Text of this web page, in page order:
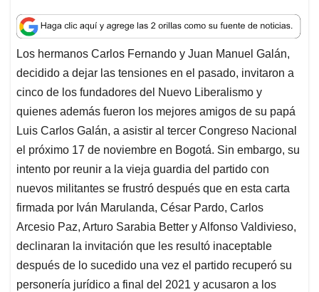
a
t
s
A
p
p
c
e
b
o
o
k
n
k
e
d
I
n
a
i
l
r
e
a
d
s
Los hermanos Carlos Fernando y Juan Manuel Galán,
decidido a dejar las tensiones en el pasado, invitaron a
cinco de los fundadores del Nuevo Liberalismo y
quienes además fueron los mejores amigos de su papá
Luis Carlos Galán, a asistir al tercer Congreso Nacional
el próximo 17 de noviembre en Bogotá. Sin embargo, su
intento por reunir a la vieja guardia del partido con
nuevos militantes se frustró después que en esta carta
firmada por Iván Marulanda, César Pardo, Carlos
Arcesio Paz, Arturo Sarabia Better y Alfonso Valdivieso,
declinaran la invitación que les resultó inaceptable
después de lo sucedido una vez el partido recuperó su
personería jurídico a final del 2021 y acusaron a los